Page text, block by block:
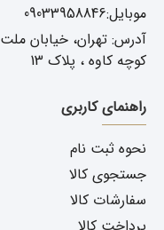
موبایل:09033958846
آدرس: تهران، خیابان ملت
کوچه کاوه ، پلاک 13
راهنمای کاربری
نحوه ثبت نام
جستجوی کالا
سفارشات کالا